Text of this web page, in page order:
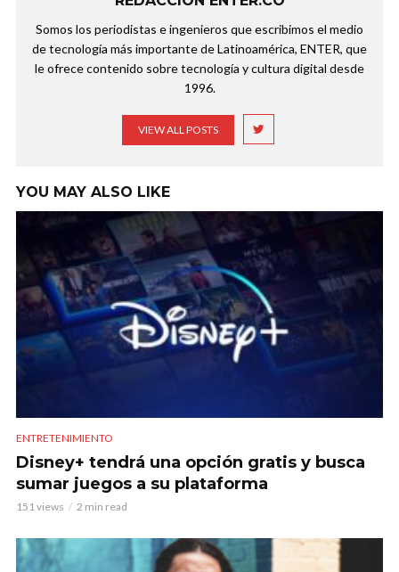
Somos los periodistas e ingenieros que escribimos el medio
de tecnología más importante de Latinoamérica, ENTER, que
le ofrece contenido sobre tecnología y cultura digital desde
1996.
VIEW ALL POSTS
YOU MAY ALSO LIKE
ENTRETENIMIENTO
Disney+ tendrá una opción gratis y busca
sumar juegos a su plataforma
151 views 2 min read